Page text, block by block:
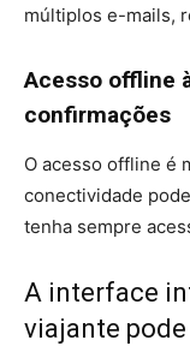
múltiplos e-mails,
Acesso offline
confirmações
O acesso offline é
conectividade
tenha sempre
A interface
viajante